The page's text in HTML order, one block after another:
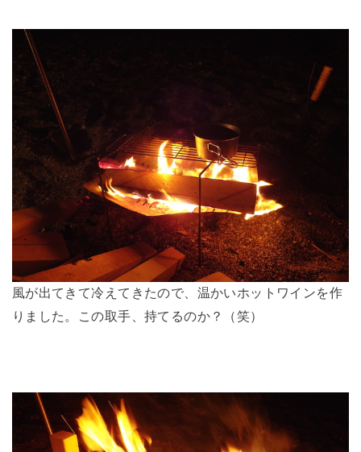
風が出てきて冷えてきたので、温かいホットワインを作
りました。この取手、持てるのか？（笑）